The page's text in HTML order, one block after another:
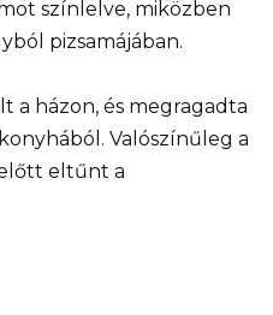
színlelve, miközben
pizsamájában.
a házon, és megragadta
Valószínűleg a
eltűnt a